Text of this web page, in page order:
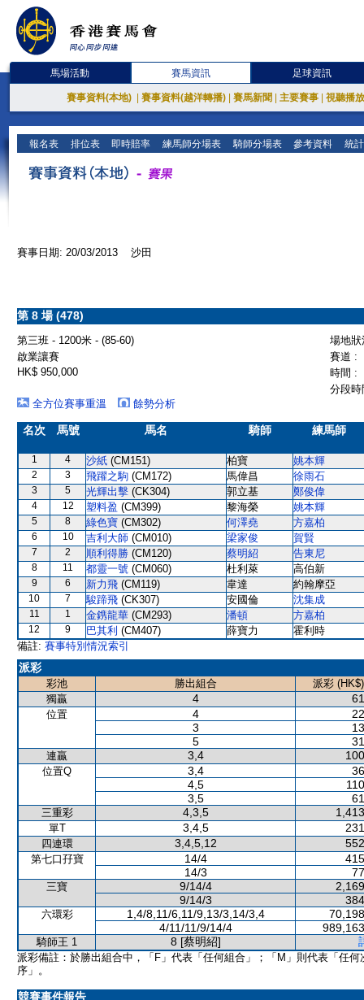
馬場活動 賽馬資訊 足球資訊
賽事資料(本地) 賽事資料(越洋轉播) 賽馬新聞 主要賽事 視聽播
報名表 排位表 即時賠率 練馬師分場表 騎師分場表 參考資料 統
賽事日期: 20/03/2013 沙田
第 8 場 (478)
第三班 - 1200米 - (85-60)
場地
啟業讓賽
賽道 :
HK$ 950,000
時間 :
分段
全方位賽事重溫
餘勢分析
名次 馬號 馬名 騎師 練馬師
1 4 沙紙 (CM151) 柏寶 姚本輝
2 3 飛躍之駒 (CM172) 馬偉昌 徐雨石
3 5 光輝出擊 (CK304) 郭立基 鄭俊偉
4 12 塑料盈 (CM399) 黎海榮 姚本輝
5 8 綠色寶 (CM302) 何澤堯 方嘉柏
6 10 吉利大師 (CM010) 梁家俊 賀賢
7 2 順利得勝 (CM120) 蔡明紹 告東尼
8 11 都靈一號 (CM060) 杜利萊 高伯新
9 6 新力飛 (CM119) 韋達 約翰摩亞
10 7 駿蹄飛 (CK307) 安國倫 沈集成
11 1 金鎸龍華 (CM293) 潘頓 方嘉柏
12 9 巴其利 (CM407) 薛寶力
霍利時
備註: 賽事特別情況索引
派彩
彩池 勝出組合
派彩 (HK$)
獨贏
4
位置 4
3
5
連贏 3,4
位置Q 3,4
4,5
3,5
三重彩 4,3,5
單T 3,4,5
四連環 3,4,5,12
第七口孖寶 14/4
14/3
三寶 9/14/4
9/14/3
六環彩 1,4/8,11/6,11/9,13/3,14/3,4
4/11/11/9/14/4
騎師王 1 8 [蔡明紹]
派彩備註：於勝出組合中，「F」代表「任何組合」；「M」則代表「任何
序」。
競賽事件報告